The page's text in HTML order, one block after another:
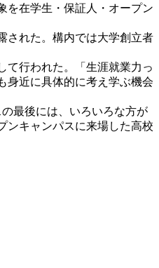
を在学生・保証人・オープン
された。構内では大学創立者
て行われた。「生涯就業力っ
身近に具体的に考え学ぶ機会
最後には、いろいろな方が
ンキャンパスに来場した高校